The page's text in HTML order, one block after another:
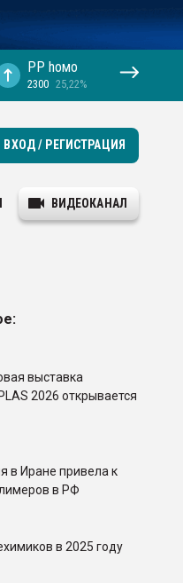
PP hомо
2300 25,22%
ВХОД / РЕГИСТРАЦИЯ
ВИДЕОКАНАЛ
выставка
2026 открывается
в Иране привела к
в РФ
в 2025 году